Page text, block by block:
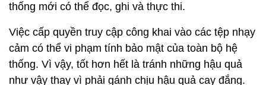
thống mới có thể đọc, ghi và thực thi.
Việc cấp quyền truy cập công khai vào các tệp nhạy
cảm có thể vi phạm tính bảo mật của toàn bộ hệ
thống. Vì vậy, tốt hơn hết là tránh những hậu quả
như vậy thay vì phải gánh chịu hậu quả cay đắng.